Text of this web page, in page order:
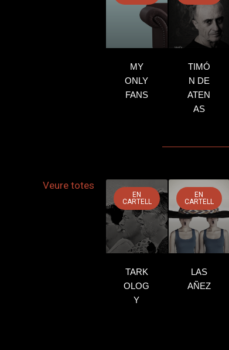
MY
ONLY
FANS
TIMÓ
N DE
ATEN
AS
Veure totes
EN
CARTELL
TARK
OLOG
Y
EN
CARTELL
LAS
AÑEZ